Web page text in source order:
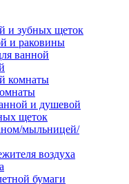
и зубных щеток
и раковины
ванной
комнаты
и душевой
щеток
мыльницей/
воздуха
бумаги